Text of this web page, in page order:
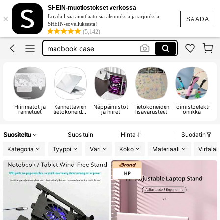
SAADA
×
SHEIN-muotiostokset verkossa
Löydä lisää ainutlaatuisia alennuksia ja tarjouksia
SHEIN-sovelluksesta!
(5,142)
laptop case
keyboard
macbook case
laptop bag
laptop case
Hiirimatot ja
rannetuet
Kannettavien
tietokoneiden
Näppäimistöt
ja hiiret
Tietokoneiden
lisävarusteet
Toimistoelektr
oniikka
Suositeltu Suosituin Hinta
Suodatin
Kategoria
Tyyppi Väri Koko Materiaali